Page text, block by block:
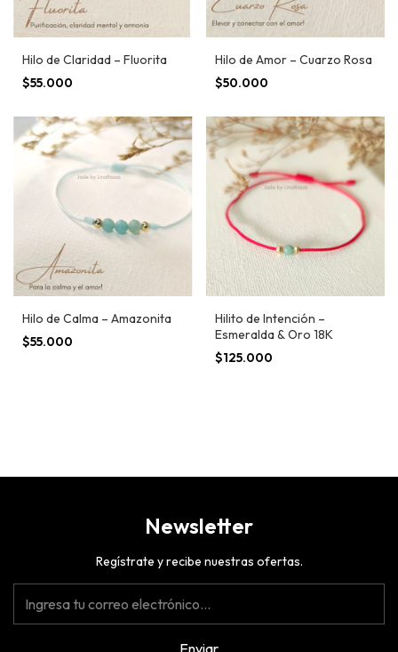
Hilo de Claridad – Fluorita
$55.000
Hilo de Amor – Cuarzo Rosa
$50.000
Hilo de Calma – Amazonita
$55.000
Hilito de Intención –
Esmeralda & Oro 18K
$125.000
Newsletter
Regístrate y recibe nuestras ofertas.